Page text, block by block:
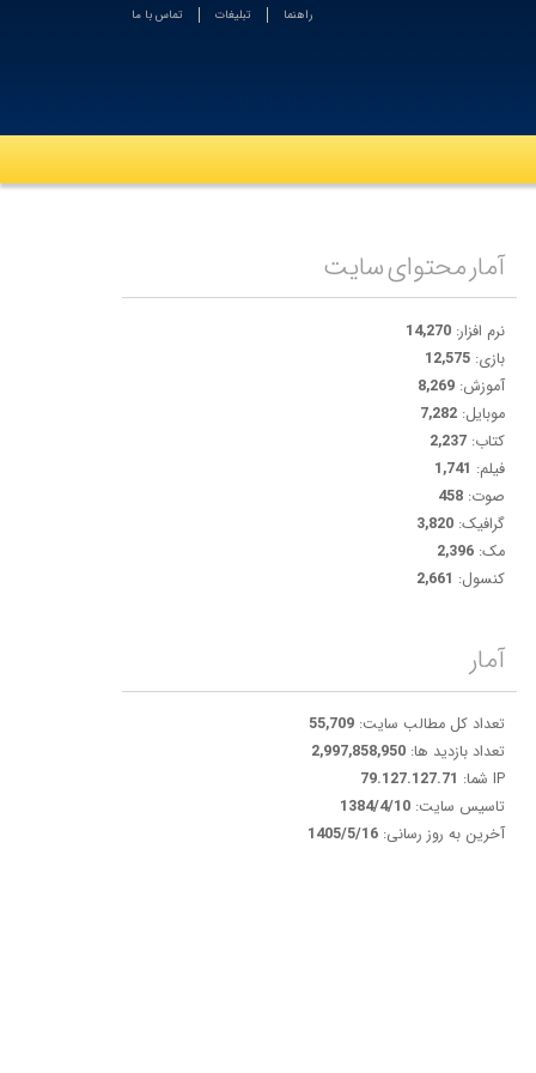
راهنما تبلیغات تماس با ما
آمار محتوای سایت
نرم افزار: 14,270
بازی: 12,575
آموزش: 8,269
موبایل: 7,282
کتاب: 2,237
فیلم: 1,741
صوت: 458
گرافیک: 3,820
مک: 2,396
کنسول: 2,661
آمار
تعداد کل مطالب سایت: 55,709
تعداد بازدید ها: 2,997,858,950
IP شما:
79.127.127.71
تاسیس سایت: 1384/4/10
آخرین به روز رسانی: 1405/5/16